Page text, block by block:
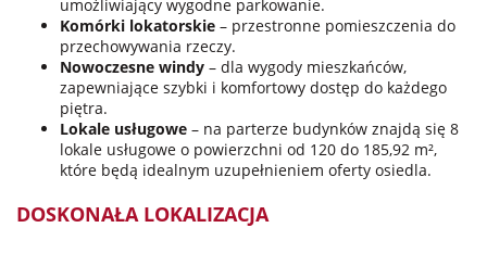
umożliwiający wygodne parkowanie.
Komórki lokatorskie – przestronne pomieszczenia do
przechowywania rzeczy.
Nowoczesne windy – dla wygody mieszkańców,
zapewniające szybki i komfortowy dostęp do każdego
piętra.
Lokale usługowe – na parterze budynków znajdą się 8
lokale usługowe o powierzchni od 120 do 185,92 m²,
które będą idealnym uzupełnieniem oferty osiedla.
DOSKONAŁA LOKALIZACJA